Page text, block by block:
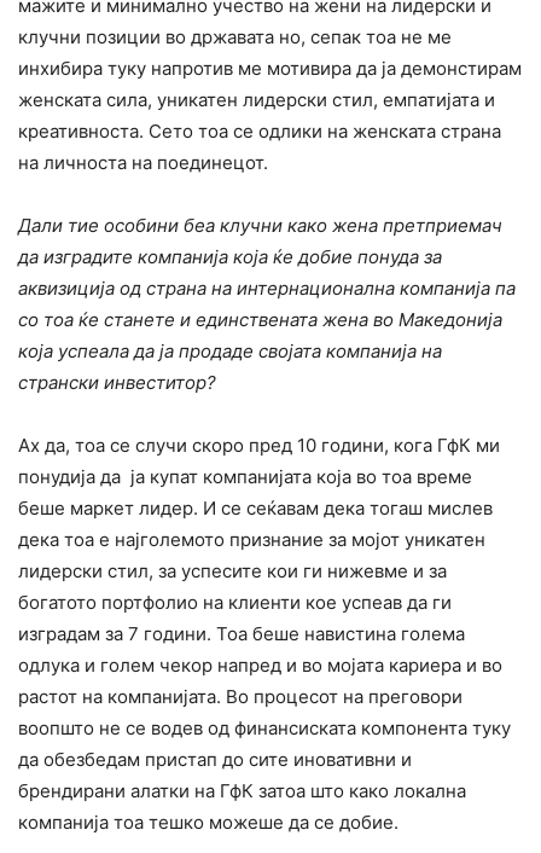
мажите и минимално учество на жени на лидерски и
клучни позиции во државата но, сепак тоа не ме
инхибира туку напротив ме мотивира да ја демонстирам
женската сила, уникатен лидерски стил, емпатијата и
креативноста. Сето тоа се одлики на женската страна
на личноста на поединецот.
Дали тие особини беа клучни како жена претприемач
да изградите компанија која ќе добие понуда за
аквизиција од страна на интернационална компанија па
со тоа ќе станете и единствената жена во Македонија
која успеала да ја продаде својата компанија на
странски инвеститор?
Ах да, тоа се случи скоро пред 10 години, кога ГфК ми
понудија да ја купат компанијата која во тоа време
беше маркет лидер. И се сеќавам дека тогаш мислев
дека тоа е најголемото признание за мојот уникатен
лидерски стил, за успесите кои ги нижевме и за
богатото портфолио на клиенти кое успеав да ги
изградам за 7 години. Тоа беше навистина голема
одлука и голем чекор напред и во мојата кариера и во
растот на компанијата. Во процесот на преговори
воопшто не се водев од финансиската компонента туку
да обезбедам пристап до сите иновативни и
брендирани алатки на ГфК затоа што како локална
компанија тоа тешко можеше да се добие.